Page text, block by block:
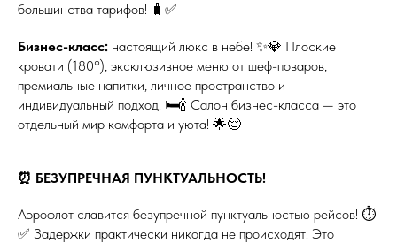
большинства тарифов! 🧳✅
Бизнес-класс: настоящий люкс в небе! ✨💎 Плоские
кровати (180°), эксклюзивное меню от шеф-поваров,
премиальные напитки, личное пространство и
индивидуальный подход! 🛏️🍾 Салон бизнес-класса — это
отдельный мир комфорта и уюта! 🌟😌
⏰ БЕЗУПРЕЧНАЯ ПУНКТУАЛЬНОСТЬ!
Аэрофлот славится безупречной пунктуальностью рейсов! ⏱️
✅ Задержки практически никогда не происходят! Это